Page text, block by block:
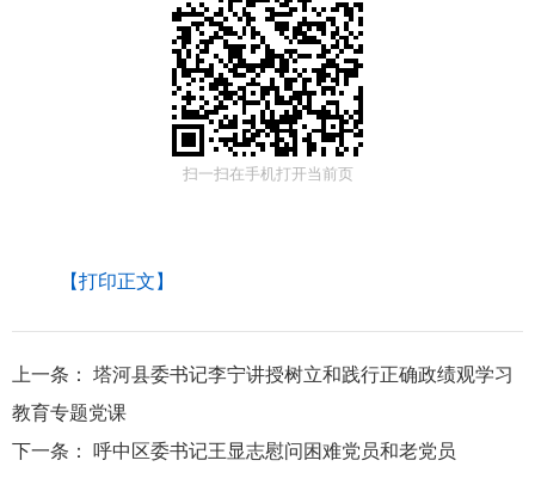
扫一扫在手机打开当前页
【打印正文】
上一条：
塔河县委书记李宁讲授树立和践行正确政绩观学习
教育专题党课
下一条：
呼中区委书记王显志慰问困难党员和老党员